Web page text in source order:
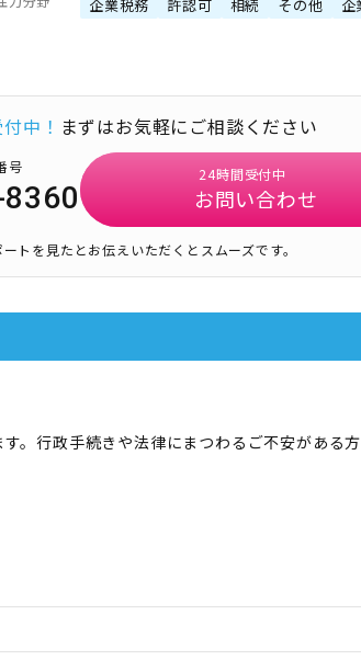
企業税務 許認可 相続 その他 企
中！ まずはお気軽にご相談ください
号 24時間受付中
お問い合わせ
トを見たとお伝えいただくとスムーズです。
。行政手続きや法律にまつわるご不安がある